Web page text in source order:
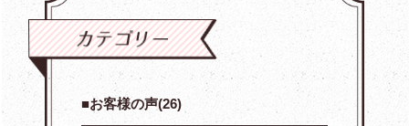
お客様の声(26)